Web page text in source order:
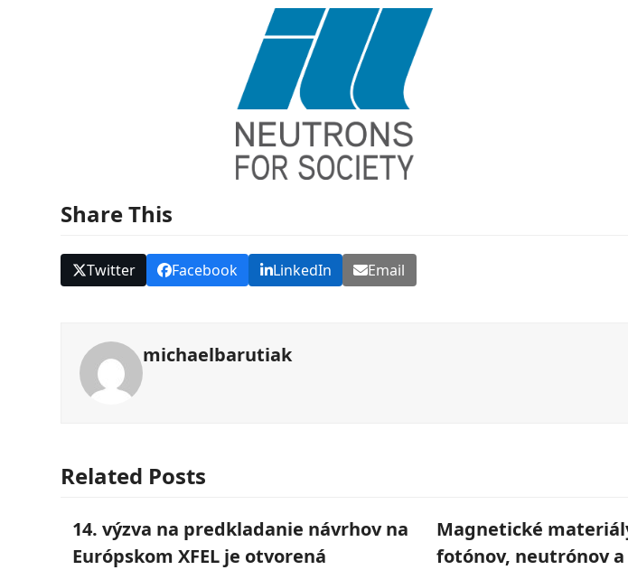
Share This
Twitter Facebook LinkedIn Email
michaelbarutiak
Related Posts
14. výzva na predkladanie návrhov na
Európskom XFEL je otvorená
Magnetické
fotónov, neutrónov a